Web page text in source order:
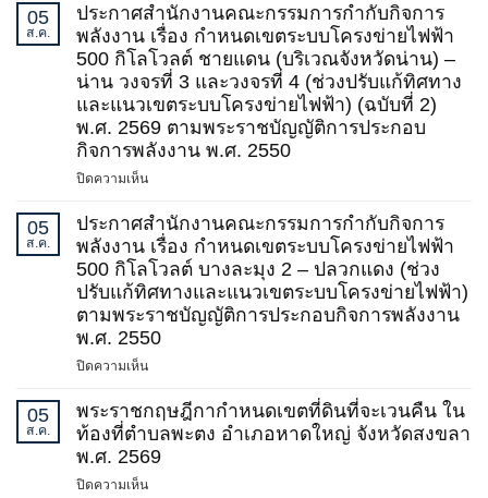
ราช
บัญญัติ
ว่า
ด้วย
การ
เวนคืน
และ
การ
ซึ่ง
อสังหาริมทรัพย์
(ฉบับ
ที่
2)
พ.ศ.
2569
05
ส.ค.
ประกาศสำนักงานคณะกรรมการกำกับกิจการ
พลังงาน เรื่อง กำหนดเขตระบบโครงข่ายไฟฟ้า
500 กิโลโวลต์ ชายแดน (บริเวณจังหวัดน่าน) –
น่าน วงจรที่ 3 และวงจรที่ 4 (ช่วงปรับแก้ทิศทาง
และแนวเขตระบบโครงข่ายไฟฟ้า) (ฉบับที่ 2)
พ.ศ. 2569 ตามพระราชบัญญัติการประกอบ
กิจการพลังงาน พ.ศ. 2550
ปิดความเห็นบน
สำนักงาน
คณะ
กรรมการ
กิจการ
พลังงาน
เรื่อง
กำหนด
ระบบ
โครง
ข่าย
ไฟฟ้า
500
05
ส.ค.
ประกาศสำนักงานคณะกรรมการกำกับกิจการ
พลังงาน เรื่อง กำหนดเขตระบบโครงข่ายไฟฟ้า
500 กิโลโวลต์ บางละมุง 2 – ปลวกแดง (ช่วง
ปรับแก้ทิศทางและแนวเขตระบบโครงข่ายไฟฟ้า)
ตามพระราชบัญญัติการประกอบกิจการพลังงาน
พ.ศ. 2550
ปิดความเห็นบน
สำนักงาน
คณะ
กรรมการ
กิจการ
05
ส.ค.
พระราชกฤษฎีกากำหนดเขตที่ดินที่จะเวนคืน ใน
ท้องที่ตำบลพะตง อำเภอหาดใหญ่ จังหวัดสงขลา
พ.ศ. 2569
ปิดความเห็นบน